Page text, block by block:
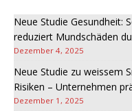
Neue Studie Gesundheit:
reduziert Mundschäden
Dezember 4, 2025
Neue Studie zu weissem
Risiken – Unternehmen
Dezember 1, 2025